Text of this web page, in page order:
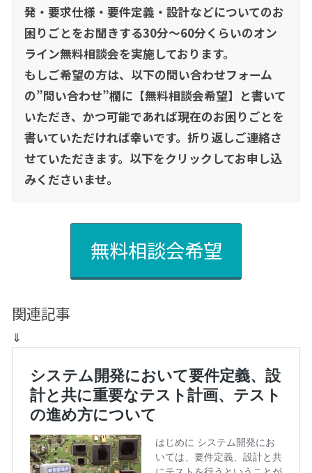
発・要求仕様・要件定義・設計などについてのお
困りごとをお聞きする30分～60分くらいのオン
ライン無料相談会を実施しております。
もしご希望の方は、以下の問い合わせフォーム
の”問い合わせ”欄に【無料相談会希望】と書いて
いただき、かつ可能であれば現在のお困りごとを
書いていただければ幸いです。折り返しご連絡さ
せていただきます。以下をクリックしてお申し込
みくださいませ。
無料相談会希望
関連記事
⇓